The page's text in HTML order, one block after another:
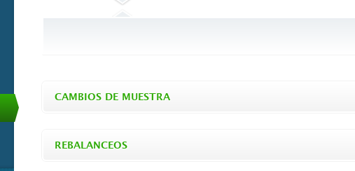
CAMBIOS DE MUESTRA
REBALANCEOS